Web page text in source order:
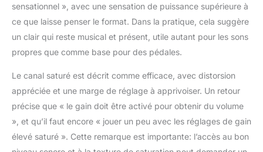
sensationnel », avec une sensation de puissance supérieure à
ce que laisse penser le format. Dans la pratique, cela suggère
un clair qui reste musical et présent, utile autant pour les sons
propres que comme base pour des pédales.
Le canal saturé est décrit comme efficace, avec distorsion
appréciée et une marge de réglage à apprivoiser. Un retour
précise que « le gain doit être activé pour obtenir du volume
», et qu’il faut encore « jouer un peu avec les réglages de gain
élevé saturé ». Cette remarque est importante: l’accès au bon